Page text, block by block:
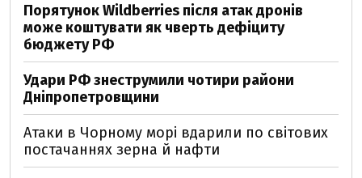
Порятунок Wildberries після атак дронів
може коштувати як чверть дефіциту
бюджету РФ
Удари РФ знеструмили чотири райони
Дніпропетровщини
Атаки в Чорному морі вдарили по світових
постачаннях зерна й нафти